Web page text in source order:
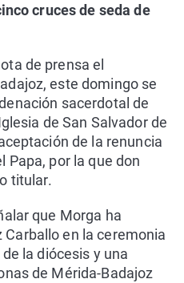
cruces de seda de
de prensa el
este domingo se
sacerdotal de
de San Salvador de
de la renuncia
Papa, por la que don
titular.
que Morga ha
en la ceremonia
la diócesis y una
de Mérida-Badajoz